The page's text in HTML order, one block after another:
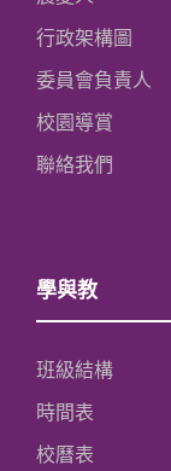
行政架構圖
委員會負責人
校園導賞
聯絡我們
學與教
班級結構
時間表
校曆表